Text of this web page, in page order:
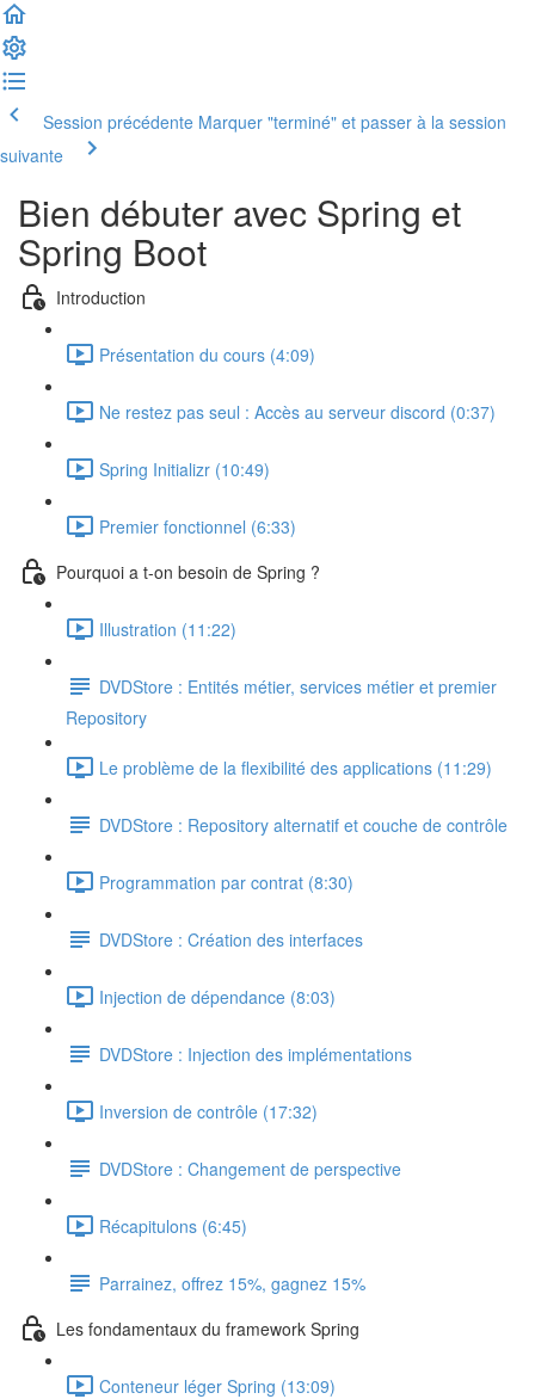
Session précédente Marquer "terminé" et passer à la session
suivante
Bien débuter avec Spring et
Spring Boot
Introduction
Présentation du cours (4:09)
Ne restez pas seul : Accès au serveur discord (0:37)
Spring Initializr (10:49)
Premier fonctionnel (6:33)
Pourquoi a t-on besoin de Spring ?
Illustration (11:22)
DVDStore : Entités métier, services métier et premier
Repository
Le problème de la flexibilité des applications (11:29)
DVDStore : Repository alternatif et couche de contrôle
Programmation par contrat (8:30)
DVDStore : Création des interfaces
Injection de dépendance (8:03)
DVDStore : Injection des implémentations
Inversion de contrôle (17:32)
DVDStore : Changement de perspective
Récapitulons (6:45)
Parrainez, offrez 15%, gagnez 15%
Les fondamentaux du framework Spring
Conteneur léger Spring (13:09)